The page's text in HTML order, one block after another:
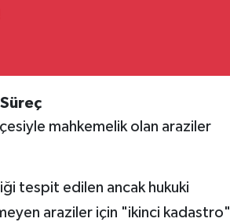
mahkemelik olan araziler
tespit edilen ancak hukuki
araziler için "ikinci kadastro"